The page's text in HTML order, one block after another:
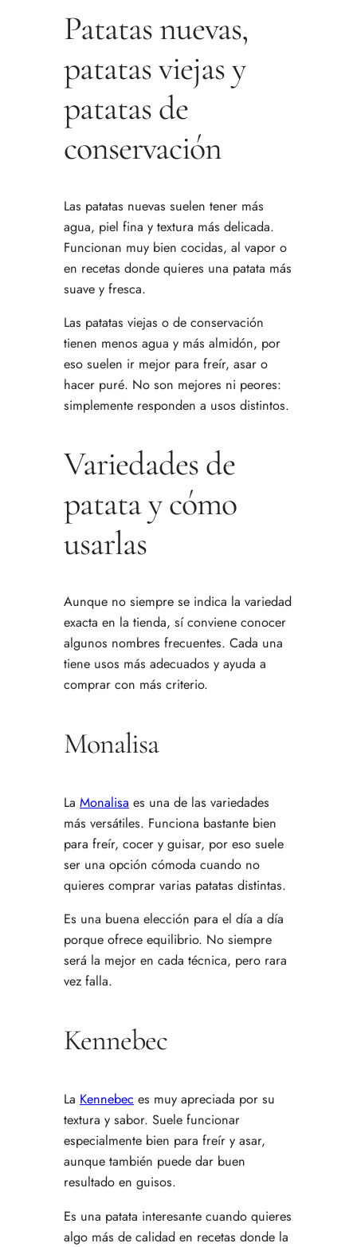
Patatas nuevas,
patatas viejas y
patatas de
conservación
Las patatas nuevas suelen tener más
agua, piel fina y textura más delicada.
Funcionan muy bien cocidas, al vapor o
en recetas donde quieres una patata más
suave y fresca.
Las patatas viejas o de conservación
tienen menos agua y más almidón, por
eso suelen ir mejor para freír, asar o
hacer puré. No son mejores ni peores:
simplemente responden a usos distintos.
Variedades de
patata y cómo
usarlas
Aunque no siempre se indica la variedad
exacta en la tienda, sí conviene conocer
algunos nombres frecuentes. Cada una
tiene usos más adecuados y ayuda a
comprar con más criterio.
Monalisa
La Monalisa es una de las variedades
más versátiles. Funciona bastante bien
para freír, cocer y guisar, por eso suele
ser una opción cómoda cuando no
quieres comprar varias patatas distintas.
Es una buena elección para el día a día
porque ofrece equilibrio. No siempre
será la mejor en cada técnica, pero rara
vez falla.
Kennebec
La Kennebec es muy apreciada por su
textura y sabor. Suele funcionar
especialmente bien para freír y asar,
aunque también puede dar buen
resultado en guisos.
Es una patata interesante cuando quieres
algo más de calidad en recetas donde la